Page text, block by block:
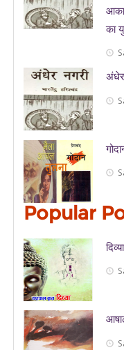
का
Popular
दिव्या